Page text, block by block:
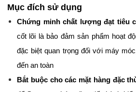
Mục đích sử dụng
Chứng minh chất lượng đạt tiêu
cốt lõi là bảo đảm sản phẩm hoạt
đặc biệt quan trọng đối với máy
đến an toàn
Bắt buộc cho các mặt hàng đặc